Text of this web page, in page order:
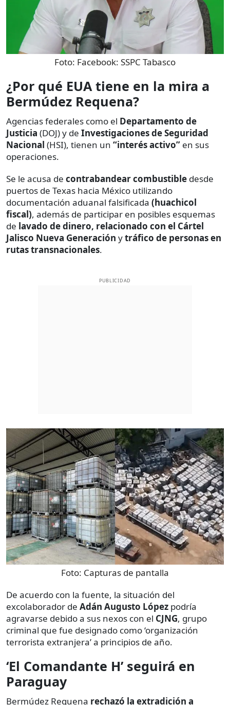
Foto: Facebook: SSPC Tabasco
¿Por qué EUA tiene en la mira a
Bermúdez Requena?
Agencias federales como el Departamento de
Justicia (DOJ) y de Investigaciones de Seguridad
Nacional (HSI), tienen un “interés activo” en sus
operaciones.
Se le acusa de contrabandear combustible desde
puertos de Texas hacia México utilizando
documentación aduanal falsificada (huachicol
fiscal), además de participar en posibles esquemas
de lavado de dinero, relacionado con el Cártel
Jalisco Nueva Generación ytráfico de personas en
rutas transnacionales.
PUBLICIDAD
Foto: Capturas de pantalla
De acuerdo con la fuente, la situación del
excolaborador de Adán Augusto López podría
agravarse debido a sus nexos con el CJNG, grupo
criminal que fue designado como ‘organización
terrorista extranjera’ a principios de año.
‘El Comandante H’ seguirá en
Paraguay
Bermúdez Requena rechazó la extradición a